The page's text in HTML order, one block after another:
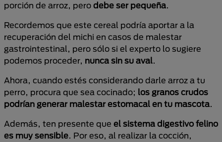
porción de arroz, pero debe ser pequeña.
Recordemos que este cereal podría aportar a la
recuperación del michi en casos de malestar
gastrointestinal, pero sólo si el experto lo sugiere
podemos proceder, nunca sin su aval.
Ahora, cuando estés considerando darle arroz a tu
perro, procura que sea cocinado; los granos crudos
podrían generar malestar estomacal en tu mascota.
Además, ten presente que el sistema digestivo felino
es muy sensible. Por eso, al realizar la cocción,